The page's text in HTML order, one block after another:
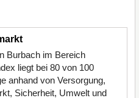
Burbach im Bereich
liegt bei 80 von 100
anhand von Versorgung,
Sicherheit, Umwelt und